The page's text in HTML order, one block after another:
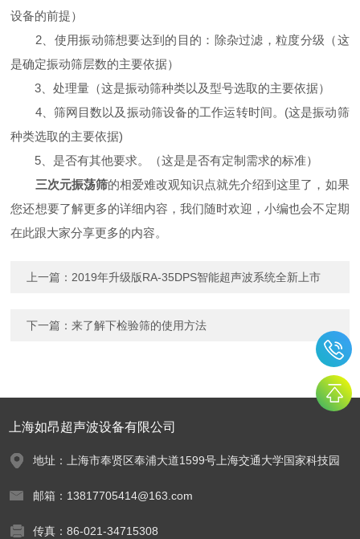
设备的前提）
2、使用振动筛想要达到的目的：除杂过滤，粒度分级（这
是确定振动筛层数的主要依据）
3、处理量（这是振动筛种类以及型号选取的主要依据）
4、筛网目数以及振动筛设备的工作运转时间。(这是振动筛
种类选取的主要依据)
5、是否有其他要求。（这是是否有定制需求的标准）
三次元振荡筛的相爱难改观知识点就先介绍到这里了，如果
您还想要了解更多的详细内容，我们随时欢迎，小编也会不定期
在此跟大家分享更多的内容。
上一篇： 2019年升级版RA-35DPS智能超声波系统全新上市
下一篇：来了解下检验筛的使用方法
上海如昂超声波设备有限公司
地址：上海市奉贤区奉浦大道1599号上海交通大学国家科技园
邮箱：13817705414@163.com
传真：86-021-34715308